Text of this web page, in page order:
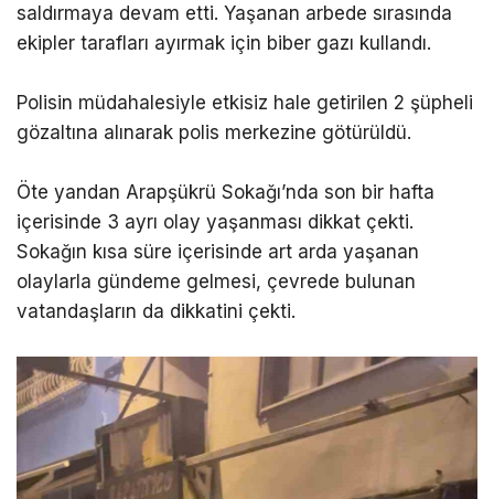
saldırmaya devam etti. Yaşanan arbede sırasında
ekipler tarafları ayırmak için biber gazı kullandı.
Polisin müdahalesiyle etkisiz hale getirilen 2 şüpheli
gözaltına alınarak polis merkezine götürüldü.
Öte yandan Arapşükrü Sokağı’nda son bir hafta
içerisinde 3 ayrı olay yaşanması dikkat çekti.
Sokağın kısa süre içerisinde art arda yaşanan
olaylarla gündeme gelmesi, çevrede bulunan
vatandaşların da dikkatini çekti.